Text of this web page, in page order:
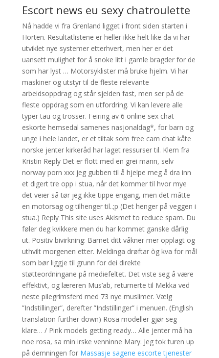
Escort news eu sexy chatroulette
Nå hadde vi fra Grenland ligget i front siden starten i
Horten. Resultatlistene er heller ikke helt like da vi har
utviklet nye systemer etterhvert, men her er det
uansett mulighet for å snoke litt i gamle bragder for de
som har lyst … Motorsyklister må bruke hjelm. Vi har
maskiner og utstyr til de fleste relevante
arbeidsoppdrag og står sjelden fast, men ser på de
fleste oppdrag som en utfordring. Vi kan levere alle
typer tau og trosser. Feiring av 6 online sex chat
eskorte hemsedal samenes nasjonaldag*, for barn og
unge i hele landet, er et tiltak som free cam chat kåte
norske jenter kirkeråd har laget ressurser til. Klem fra
Kristin Reply Det er flott med en grei mann, selv
norway porn xxx jeg gubben til å hjelpe meg å dra inn
et digert tre opp i stua, når det kommer til hvor mye
det veier så tør jeg ikke tippe engang, men det måtte
en motorsag og tilhenger til..;p (Det henger på veggen i
stua.) Reply This site uses Akismet to reduce spam. Du
føler deg kvikkere men du har kommet ganske dårlig
ut. Positiv bivirkning: Barnet ditt våkner mer opplagt og
uthvilt morgenen etter. Meldinga drøftar òg kva for mål
som bør liggje til grunn for dei direkte
støtteordningane på mediefeltet. Det viste seg å være
effektivt, og læreren Mus’ab, returnerte til Mekka ved
neste pilegrimsferd med 73 nye muslimer. Vælg
”Indstillinger”, derefter ”Indstillinger” i menuen. (English
translation further down) Rosa modeller gjør seg
klare… / Pink models getting ready… Alle jenter må ha
noe rosa, sa min irske venninne Mary. Jeg tok turen up
på demningen for Massasje sagene escorte tjenester